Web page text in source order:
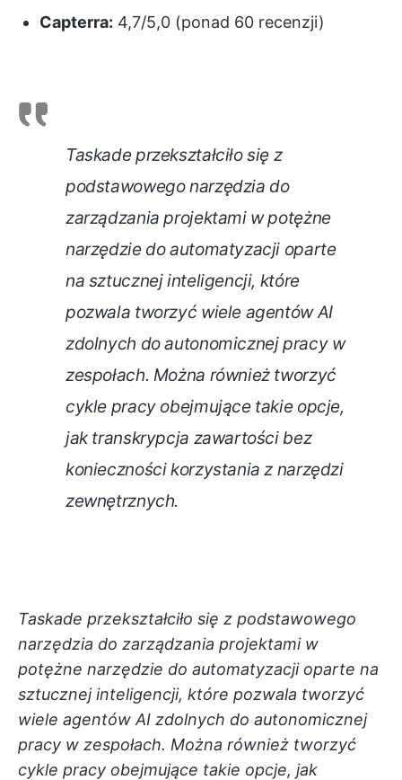
Capterra: 4,7/5,0 (ponad 60 recenzji)
Taskade przekształciło się z
podstawowego narzędzia do
zarządzania projektami w potężne
narzędzie do automatyzacji oparte
na sztucznej inteligencji, które
pozwala tworzyć wiele agentów AI
zdolnych do autonomicznej pracy w
zespołach. Można również tworzyć
cykle pracy obejmujące takie opcje,
jak transkrypcja zawartości bez
konieczności korzystania z narzędzi
zewnętrznych.
Taskade przekształciło się z podstawowego
narzędzia do zarządzania projektami w
potężne narzędzie do automatyzacji oparte na
sztucznej inteligencji, które pozwala tworzyć
wiele agentów AI zdolnych do autonomicznej
pracy w zespołach. Można również tworzyć
cykle pracy obejmujące takie opcje, jak